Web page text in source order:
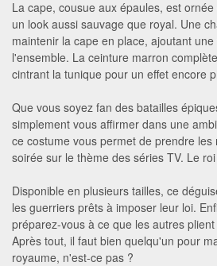
La cape, cousue aux épaules, est
un look aussi sauvage que royal. Une
maintenir la cape en place, ajoutant
l'ensemble. La ceinture marron
cintrant la tunique pour un effet encore
Que vous soyez fan des batailles
simplement vous affirmer dans une
ce costume vous permet de prendre
soirée sur le thème des séries TV. Le
Disponible en plusieurs tailles, ce
les guerriers prêts à imposer leur loi.
préparez-vous à ce que les autres
Après tout, il faut bien quelqu'un pour
royaume, n'est-ce pas ?